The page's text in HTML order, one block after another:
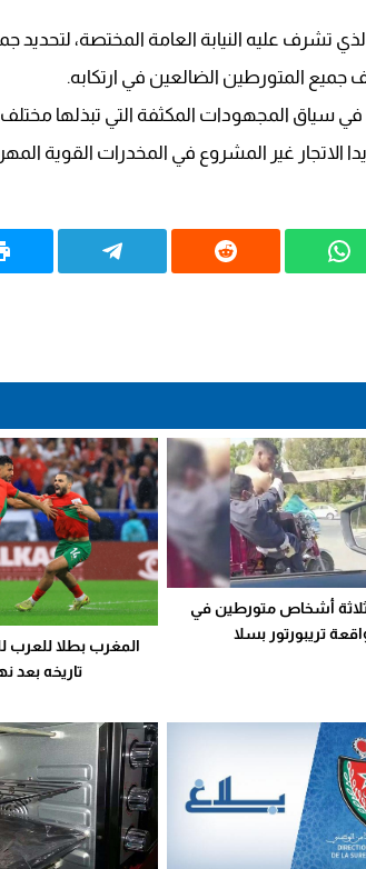
تشرف عليه النيابة العامة المختصة، لتحديد
جميع المتورطين الضالعين في ارتكابه.
سياق المجهودات المكثفة التي تبذلها مختلف
الاتجار غير المشروع في المخدرات القوية
أشخاص متورطين في
تريبورتور بسلا
المغرب بطلا للعرب
تاريخه بعد